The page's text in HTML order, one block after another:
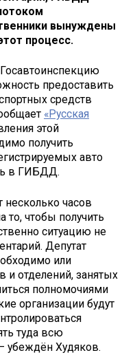
вынуждены
процесс.
предоставить
средств
«Русская
этой
получить
авто
в ГИБДД.
несколько часов
чтобы получить
ситуацию не
Депутат
или
и отделений, занятых
полномочиями
организации будут
туда всю
убеждён Худяков.